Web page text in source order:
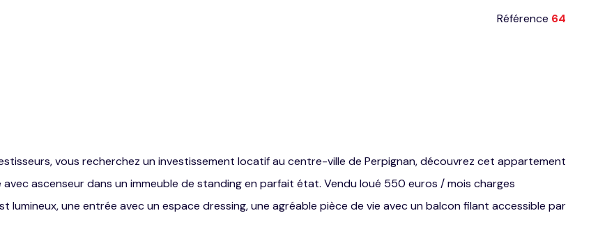
Référence 64
vous recherchez un investissement locatif au centre-ville de Perpignan, découvrez cet appartement
ascenseur dans un immeuble de standing en parfait état. Vendu loué 550 euros / mois charges
une entrée avec un espace dressing, une agréable pièce de vie avec un balcon filant accessible par